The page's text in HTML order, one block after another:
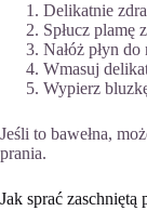
Delikatnie
Spłucz plamę
Nałóż płyn
Wmasuj
Wypierz
Jeśli to bawełna,
prania.
Jak sprać zaschniętą